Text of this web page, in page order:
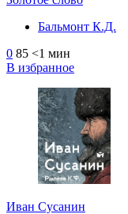
Бальмонт К.Д.
0 85 <1 мин
В избранное
Иван Сусанин